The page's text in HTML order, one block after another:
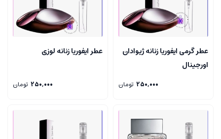
عطر گرمی ایفوریا زنانه ژیوادان
اورجینال
250,000 تومان
عطر ایفوریا زنانه لوزی
250,000 تومان